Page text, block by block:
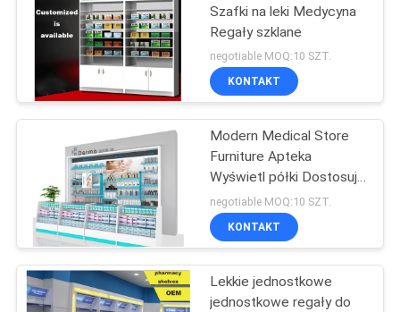
NAMI
POPROSIĆ
O
WYCENĘ
SITEMAP
PRIVACY
POLICY
Szafki na leki Medycyna
Regały szklane
negotiable MOQ:10 SZT.
KONTAKT
Modern Medical Store
Furniture Apteka
Wyświetl półki Dostosuj
warstwę
negotiable MOQ:10 SZT.
KONTAKT
Lekkie jednostkowe
jednostkowe regały do ​​